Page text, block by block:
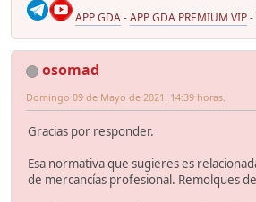
APP GDA-APP GDA PREMIUM VIP-
osomad
Domingo 09 de Mayo de 2021. 14:39 horas.
Gracias por responder.
Esa normativa que sugieres es
de mercancías profesional. Remolques